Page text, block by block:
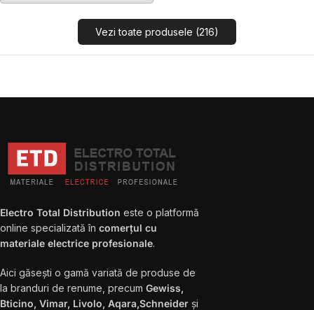
Vezi toate produsele (216)
Electro Total Distribution este o platformă
online specializată în comerțul cu
materiale electrice profesionale.
Aici găsești o gamă variată de produse de
la branduri de renume, precum Gewiss,
Bticino, Vimar, Livolo, Aqara,Schneider și